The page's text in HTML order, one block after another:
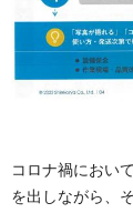
コロナ禍におい
を出しながら、